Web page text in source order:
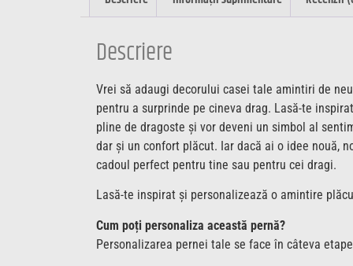
Descriere
Vrei să adaugi decorului casei tale amintiri de
pentru a surprinde pe cineva drag. Lasă-te
pline de dragoste și vor deveni un simbol al
dar și un confort plăcut. Iar dacă ai o idee nouă,
cadoul perfect pentru tine sau pentru cei dragi.
Lasă-te inspirat și personalizează o amintire
Cum poți personaliza această pernă?
Personalizarea pernei tale se face în câteva